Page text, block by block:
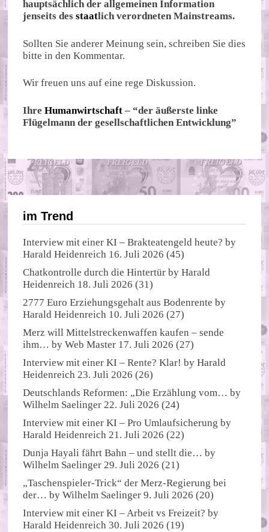
hauptsächlich der allgemeinen Information
jenseits desstaatlich verordneten Mainstreams.
Sollten Sie anderer Meinung sein, schreiben Sie dies
bitte in den Kommentar.
Wir freuen uns auf eine rege Diskussion.
IhreHumanwirtschaft – “der äußerste linke
Flügelmann der gesellschaftlichen Entwicklung”
im Trend
Interview mit einer KI – Brakteatengeld heute? by
Harald Heidenreich 16. Juli 2026 (45)
Chatkontrolle durch die Hintertür byHarald
Heidenreich 18. Juli 2026 (31)
2777 Euro Erziehungsgehalt aus Bodenrente by
Harald Heidenreich 10. Juli 2026 (27)
Merz will Mittelstreckenwaffen kaufen – sende
ihm… byWeb Master 17. Juli 2026 (27)
Interview mit einer KI – Rente? Klar! byHarald
Heidenreich 23. Juli 2026 (26)
Deutschlands Reformen: „Die Erzählung vom… by
Wilhelm Saelinger 22. Juli 2026 (24)
Interview mit einer KI – Pro Umlaufsicherung by
Harald Heidenreich 21. Juli 2026 (22)
Dunja Hayali fährt Bahn – und stellt die… by
Wilhelm Saelinger 29. Juli 2026 (21)
„Taschenspieler-Trick“ der Merz-Regierung bei
der… byWilhelm Saelinger 9. Juli 2026 (20)
Interview mit einer KI – Arbeit vs Freizeit? by
Harald Heidenreich 30. Juli 2026 (19)